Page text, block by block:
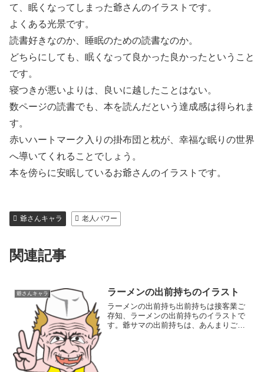
て、眠くなってしまった爺さんのイラストです。
よくある光景です。
読書好きなのか、睡眠のための読書なのか。
どちらにしても、眠くなって良かった良かったということ
です。
寝つきが悪いよりは、良いに越したことはない。
数ページの読書でも、本を読んだという達成感は得られま
す。
赤いハートマーク入りの掛布団と枕が、幸福な眠りの世界
へ導いてくれることでしょう。
本を傍らに安眠しているお爺さんのイラストです。
爺さんキャラ 老人パワー
関連記事
爺さんキャラ ラーメンの出前持ちのイラスト
ラーメンの出前持ち出前持ちは接客業ご
存知、ラーメンの出前持ちのイラストで
す。爺サマの出前持ちは、あんまりご存